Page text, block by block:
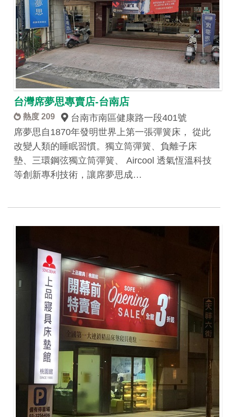
台灣席夢思專賣店-台南店
熱度 209
台南市南區健康路一段401號
席夢思自1870年發明世界上第一張彈簧床， 從此
改變人類的睡眠習慣。獨立筒彈簧、負離子床
墊、三環鋼弦獨立筒彈簧、 Aircool 透氣恆溫科技
等創新專利技術，讓席夢思成…